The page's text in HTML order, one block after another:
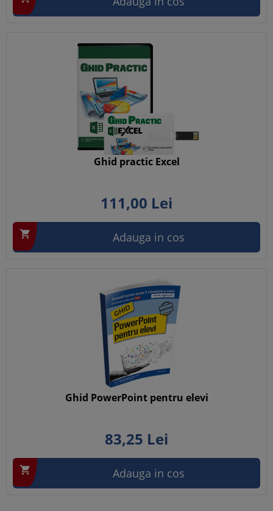
Ghid practic Excel
111,00 Lei
 Adauga in cos
Ghid PowerPoint pentru elevi
83,25 Lei
 Adauga in cos